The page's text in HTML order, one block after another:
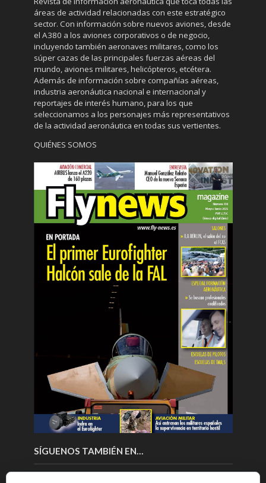
áreas de actividad relacionadas con este estratégico
sector. Con información sobre nuevos aviones, desde
el A380 a los aviones corporativos o de negocio,
incluyendo también aeronaves militares, como los
súper cazas de las principales fuerzas aéreas del
mundo, aviones militares, helicópteros, etcétera.
Además de información sobre compañías aéreas,
industria aeronáutica nacional e internacional y
reportajes de interés humano, para los que
seleccionamos a los personajes más representativos
de la actividad aeronáutica en todas sus vertientes.
QUIÉNES SOMOS
SÍGUENOS TAMBIÉN EN…